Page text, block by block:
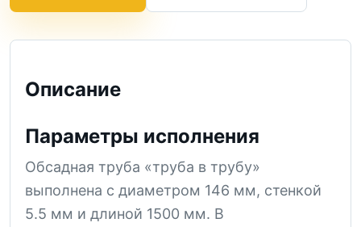
Описание
Параметры исполнения
Обсадная труба «труба в трубу»
выполнена с диаметром 146 мм, стенкой
5.5 мм и длиной 1500 мм. В